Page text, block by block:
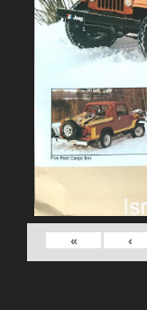
›
»